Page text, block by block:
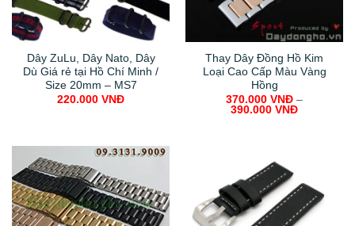
Dây ZuLu, Dây Nato, Dây
Dù Giá rẻ tại Hồ Chí Minh /
Size 20mm – MS7
220.000 VNĐ
Thay Dây Đồng Hồ Kim
Loại Cao Cấp Màu Vàng
Hồng
370.000 VNĐ –
390.000 VNĐ